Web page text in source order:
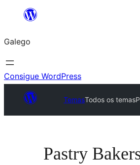
Saltar
contido
Galego
Consigue WordPress
TemasTodos os temas
Pastry